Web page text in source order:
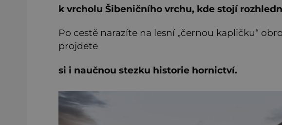
k vrcholu Šibeničního vrchu, kde stojí
Po cestě narazíte na lesní „černou kapličku“
projdete
si i naučnou stezku historie hornictví.